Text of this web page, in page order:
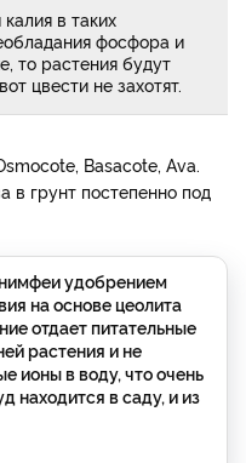
в таких
фосфора и
то растения будут
цвести не захотят.
Basacote, Ava.
в грунт постепенно под
удобрением
на основе цеолита
отдает питательные
растения и не
ионы в воду, что очень
находится в саду, и из